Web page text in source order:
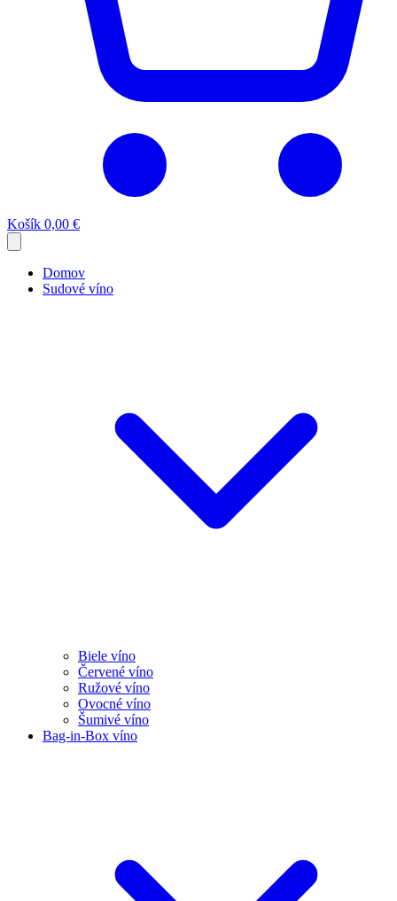
Košík 0,00 €
Domov
Sudové víno
Biele víno
Červené víno
Ružové víno
Ovocné víno
Šumivé víno
Bag-in-Box víno